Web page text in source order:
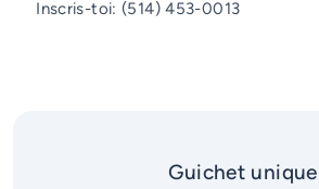
Inscris-toi: (514) 453-0013
Guichet unique